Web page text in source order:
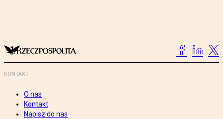
KONTAKT
O nas
Kontakt
Napisz do nas